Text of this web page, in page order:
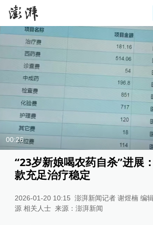
00:26
“23岁新娘喝农药自杀”进展
款充足治疗稳定
2026-01-20 10:15 澎湃新闻记者 谢煜楠 编
源 相关人士 来源： 澎湃新闻